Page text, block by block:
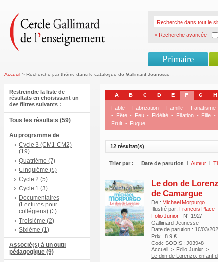
> Recherche avancée
Primaire
Accueil > Recherche par théme dans le catalogue de Gallimard Jeunesse
Restreindre la liste de
résultats en choisissant un
des filtres suivants :
Tous les résultats (59)
Au programme de
Cycle 3 (CM1-CM2)
(19)
Quatrième (7)
Cinquième (5)
Cycle 2 (5)
Cycle 1 (3)
Documentaires
(Lectures pour
collégiens) (3)
Troisième (2)
Sixième (1)
Associé(s) à un outil
pédagogique (9)
A B C D E F G H
Fable - Fabrication - Famille -
Fanatisme
-
Fête - Feu - Fidélité - Filiation - Fille -
Fruit - Fugue
12 résultat(s)
Trier par : Date de parution l Auteur l
Le don de
de Camargue
De : Michael Morpurgo
Illustré par: François Place
Folio Junior - N° 1927
Gallimard Jeunesse
Date de parution : 10/03/
Prix : 8.9 €
Code SODIS : J03948
Accueil > Folio Junior >
Le don de Lorenzo, enfant